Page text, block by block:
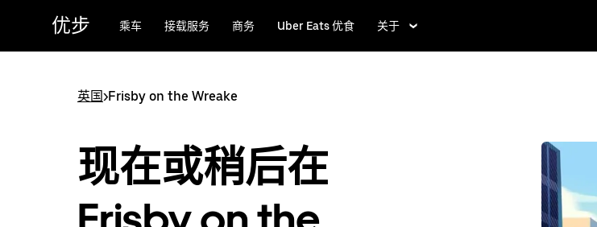
优步 乘车 接载服务 商务 Uber Eats 优食 关于
英国>Frisby on the Wreake
现在或稍后在